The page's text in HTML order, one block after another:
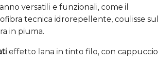
versatili e funzionali, come il
tecnica idrorepellente, coulisse sul
in piuma.
effetto lana in tinto filo, con cappuccio